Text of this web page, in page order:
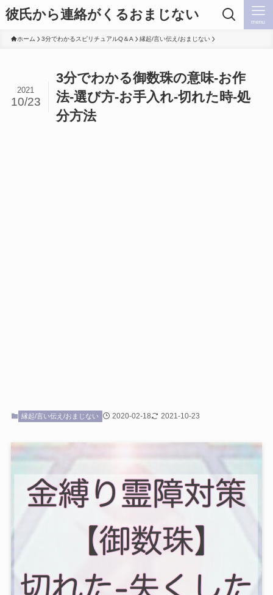
彼氏から連絡がくるおまじない menu
ホーム 3分でわかるスピリチュアルQ＆A 縁起/言い伝え/おまじない
3分でわかる御数珠の意味-お作
法-選び方-お手入れ-切れた時-処
分方法
2021
10/23
縁起/言い伝え/おまじない 2020-02-18 2021-10-23